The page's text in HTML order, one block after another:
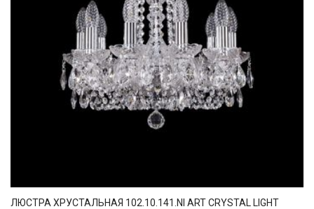
ЛЮСТРА ХРУСТАЛЬНАЯ 102.10.141.NI ART CRYSTAL LIGHT